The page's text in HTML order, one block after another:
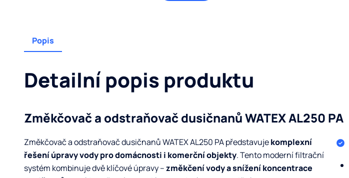
Popis
Detailní popis produktu
Změkčovač a odstraňovač dusičnanů WATEX AL250 PA
Změkčovač a odstraňovač dusičnanů WATEX AL250 PA představujekomplexní
řešení úpravy vody pro domácnosti i komerční objekty. Tento moderní filtrační
systém kombinuje dvě klíčové úpravy –změkčení vody a snížení koncentrace